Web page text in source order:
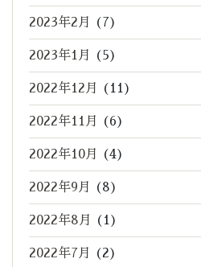
2023年2月 (7)
2023年1月 (5)
2022年12月 (11)
2022年11月 (6)
2022年10月 (4)
2022年9月 (8)
2022年8月 (1)
2022年7月 (2)